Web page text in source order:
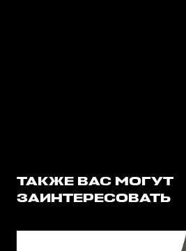
ТАКЖЕ ВАС МОГУТ
ЗАИНТЕРЕСОВАТЬ